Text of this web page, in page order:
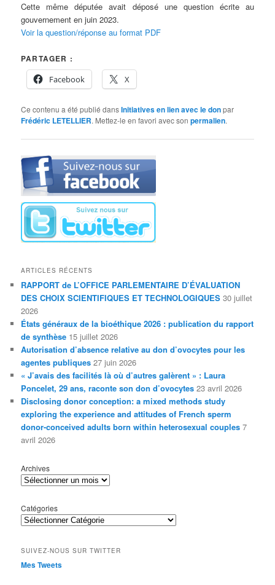
Cette même députée avait déposé une question écrite au
gouvernement en juin 2023.
Voir la question/réponse au format PDF
PARTAGER :
Facebook
X
Ce contenu a été publié dansInitiatives en lien avec le donpar
Frédéric LETELLIER. Mettez-le en favori avec sonpermalien.
ARTICLES RÉCENTS
RAPPORT de L’OFFICE PARLEMENTAIRE D’ÉVALUATION
DES CHOIX SCIENTIFIQUES ET TECHNOLOGIQUES 30 juillet
2026
États généraux de la bioéthique 2026 : publication du rapport
de synthèse 15 juillet 2026
Autorisation d’absence relative au don d’ovocytes pour les
agentes publiques 27 juin 2026
« J’avais des facilités là où d’autres galèrent » : Laura
Poncelet, 29 ans, raconte son don d’ovocytes 23 avril 2026
Disclosing donor conception: a mixed methods study
exploring the experience and attitudes of French sperm
donor-conceived adults born within heterosexual couples 7
avril 2026
Archives
Catégories
SUIVEZ-NOUS SUR TWITTER
Mes Tweets